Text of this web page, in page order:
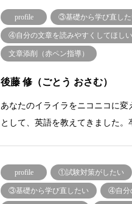
profile ③基礎から学び直した
④自分の文章を読みやすくしてほしい
文章添削（赤ペン指導）
後藤 修（ごとう おさむ）
あなたのイライラをニコニコに
として、英語を教えてきました
profile ①試験対策がしたい
③基礎から学び直したい ④自分